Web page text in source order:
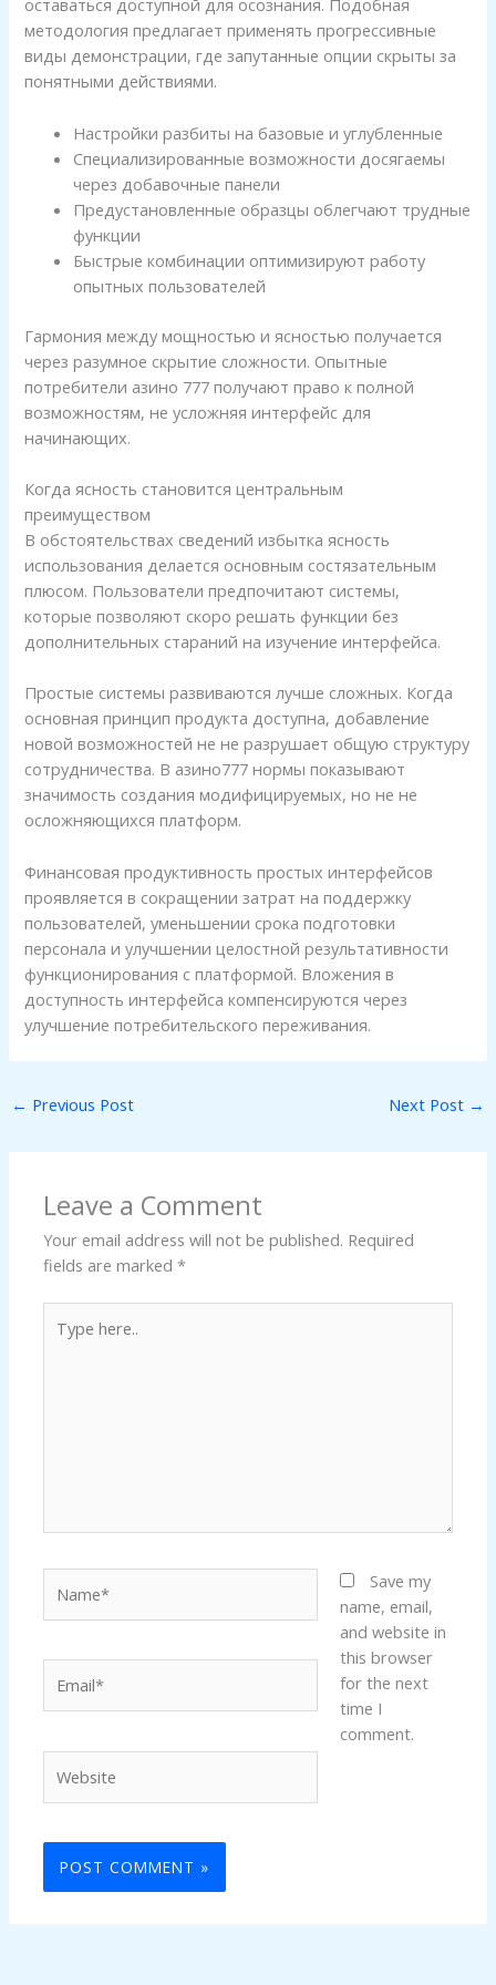
оставаться доступной для осознания. Подобная
методология предлагает применять прогрессивные
виды демонстрации, где запутанные опции скрыты за
понятными действиями.
Настройки разбиты на базовые и углубленные
Специализированные возможности досягаемы
через добавочные панели
Предустановленные образцы облегчают трудные
функции
Быстрые комбинации оптимизируют работу
опытных пользователей
Гармония между мощностью и ясностью получается
через разумное скрытие сложности. Опытные
потребители азино 777 получают право к полной
возможностям, не усложняя интерфейс для
начинающих.
Когда ясность становится центральным
преимуществом
В обстоятельствах сведений избытка ясность
использования делается основным состязательным
плюсом. Пользователи предпочитают системы,
которые позволяют скоро решать функции без
дополнительных стараний на изучение интерфейса.
Простые системы развиваются лучше сложных. Когда
основная принцип продукта доступна, добавление
новой возможностей не не разрушает общую структуру
сотрудничества. В азино777 нормы показывают
значимость создания модифицируемых, но не не
осложняющихся платформ.
Финансовая продуктивность простых интерфейсов
проявляется в сокращении затрат на поддержку
пользователей, уменьшении срока подготовки
персонала и улучшении целостной результативности
функционирования с платформой. Вложения в
доступность интерфейса компенсируются через
улучшение потребительского переживания.
← Previous Post Next Post →
Leave a Comment
Your email address will not be published. Required
fields are marked*
here..
Save my
name, email,
and website in
this browser
for the next
time I
comment.